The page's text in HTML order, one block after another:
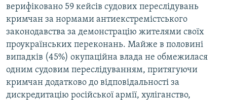
верифіковано 59 кейсів судових переслідувань
кримчан за нормами антиекстремістського
законодавства за демонстрацію жителями своїх
проукраїнських переконань. Майже в половині
випадків (45%) окупаційна влада не обмежилася
одним судовим переслідуванням, притягуючи
кримчан додатково до відповідальності за
дискредитацію російської армії, хуліганство,